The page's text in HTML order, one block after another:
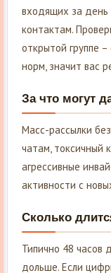
входящих за день
контактам.
открытой группе
норм, значит вас
За что могут
Масс-рассылки
чатам, токсичный
агрессивные
активности с
Сколько
Типично 48 часов
дольше. Если